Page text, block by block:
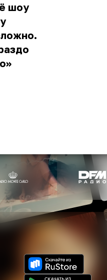
шоу